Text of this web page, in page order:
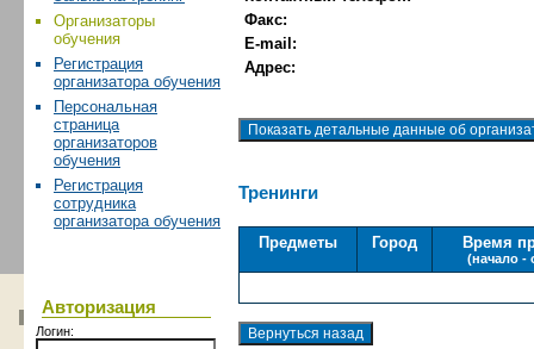
Организаторы
обучения
Регистрация
организатора обучения
Персональная
страница
организаторов
обучения
Регистрация
сотрудника
организатора обучения
Авторизация
Логин:
Факс:
E-mail:
Адрес:
Тренинги
Предметы Город Время
(начало -